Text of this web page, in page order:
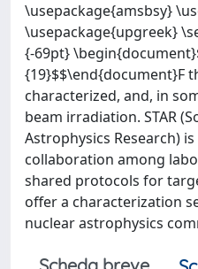
\usepackage{amsbsy}
\usepackage{upgreek}
{-69pt}
{19}$$\end{document}F
characterized, and, in
beam irradiation. STAR
Astrophysics Research)
collaboration among
shared protocols for
offer a characterization
nuclear astrophysics